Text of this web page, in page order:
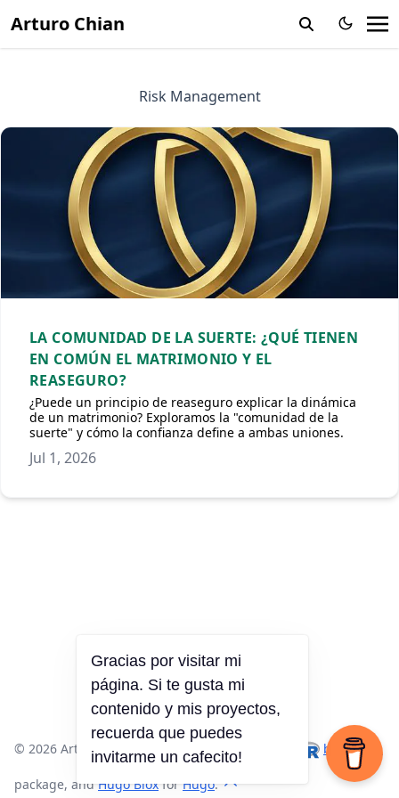
Arturo Chian
Risk Management
LA COMUNIDAD DE LA SUERTE: ¿QUÉ TIENEN
EN COMÚN EL MATRIMONIO Y EL
REASEGURO?
¿Puede un principio de reaseguro explicar la dinámica
de un matrimonio? Exploramos la "comunidad de la
suerte" y cómo la confianza define a ambas uniones.
Jul 1, 2026
© 2026 Arturo Chian. · Made with , blogdown
package, andHugo BloxforHugo.
Gracias por visitar mi
página. Si te gusta mi
contenido y mis proyectos,
recuerda que puedes
invitarme un cafecito!